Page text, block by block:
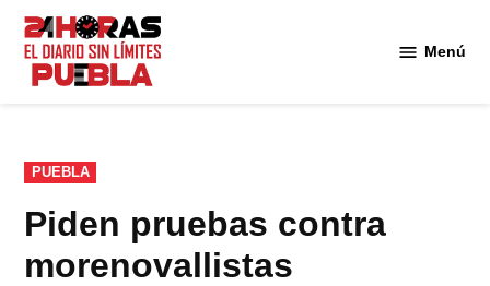
Saltar
contenido
Menú
PUBLICADO
EN
PUEBLA
Piden pruebas contra
morenovallistas